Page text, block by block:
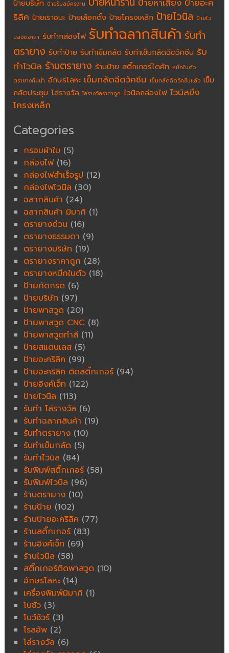
ป้ายบริษัท ป้ายรับสมัครงาน ป้ายหาเสียง ป้ายอะค
ริลิค ป้ายเราชนะ ป้ายเลือกตั้ง ป้ายโครงเหล็ก ป้ายไวนิล ป้ายไว
นิลจิตอาสา รับทำกล่องไฟ รับทำฉลากสินค้า รับทำ
ตรายาง รับทำป้าย รับทำเข็มกลัด รับทำเข็มกลัดฉีดวัคซีน รับ
ทำไวนิล ร้านตรายาง ร้านป้าย สติ๊กเกอร์ไดคัท หมึกในตัว
ตรายางกันน้ำ อักษรโลหะ เข็มกลัดฉีดวัคซีน เข็มกลัดฉีดวัคซีนแล้ว เข็ม
กลัดประชุม โล่รางวัล โล่รางวัลราคาถูก ไวนิลกล่องไฟ ไวนิลขึง
โครงเหล็ก
Categories
กรอบผ้าใบ (5)
กล่องไฟ(16)
กล่องไฟสำเร็จรูป (12)
กล่องไฟไวนิล (30)
ฉลากสินค้า (24)
ฉลากสินค้า มิมากิ (1)
ตรายางด่วน (16)
ตรายางธรรมดา (9)
ตรายางบริษัท (19)
ตรายางราคาถูก (28)
ตรายางหมึกในตัว (18)
ป้ายกัดกรด (6)
ป้ายบริษัท (97)
ป้ายพาสวูด (20)
ป้ายพาสวูด CNC (8)
ป้ายพาสวูดทำสี (11)
ป้ายสแตนเลส (5)
ป้ายอะคริลิค (99)
ป้ายอะคริลิค ติดสติ๊กเกอร์ (94)
ป้ายอิงค์เจ็ท (122)
ป้ายไวนิล (113)
รับทำ โล่รางวัล (6)
รับทำฉลากสินค้า (19)
รับทำตรายาง (10)
รับทำเข็มกลัด (5)
รับทำไวนิล (84)
รับพิมพ์สติ๊กเกอร์ (58)
รับพิมพ์ไวนิล (96)
ร้านตรายาง (10)
ร้านป้าย (102)
ร้านป้ายอะคริลิค (77)
ร้านสติ๊กเกอร์ (83)
ร้านอิงค์เจ็ท (69)
ร้านไวนิล (58)
สติ๊กเกอร์ติดพาสวูด (10)
อักษรโลหะ (14)
เครื่องพิมพ์มิมากิ (1)
โบชัว (3)
โบว์ชัวร์ (3)
โรลอัพ (2)
โล่รางวัล (6)